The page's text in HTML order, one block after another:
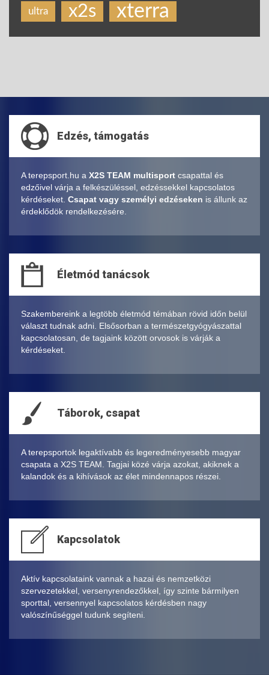
ultra x2s xterra
Edzés, támogatás
A terepsport.hu a X2S TEAM multisport csapattal és
edzőivel várja a felkészüléssel, edzéssekkel kapcsolatos
kérdéseket. Csapat vagy személyi edzéseken is állunk az
érdeklődök rendelkezésére.
Életmód tanácsok
Szakembereink a legtöbb életmód témában rövid időn belül
választ tudnak adni. Elsősorban a természetgyógyászattal
kapcsolatosan, de tagjaink között orvosok is várják a
kérdéseket.
Táborok, csapat
A terepsportok legaktívabb és legeredményesebb magyar
csapata a X2S TEAM. Tagjai közé várja azokat, akiknek a
kalandok és a kihívások az élet mindennapos részei.
Kapcsolatok
Aktív kapcsolataink vannak a hazai és nemzetközi
szervezetekkel, versenyrendezőkkel, így szinte bármilyen
sporttal, versennyel kapcsolatos kérdésben nagy
valószínűséggel tudunk segíteni.